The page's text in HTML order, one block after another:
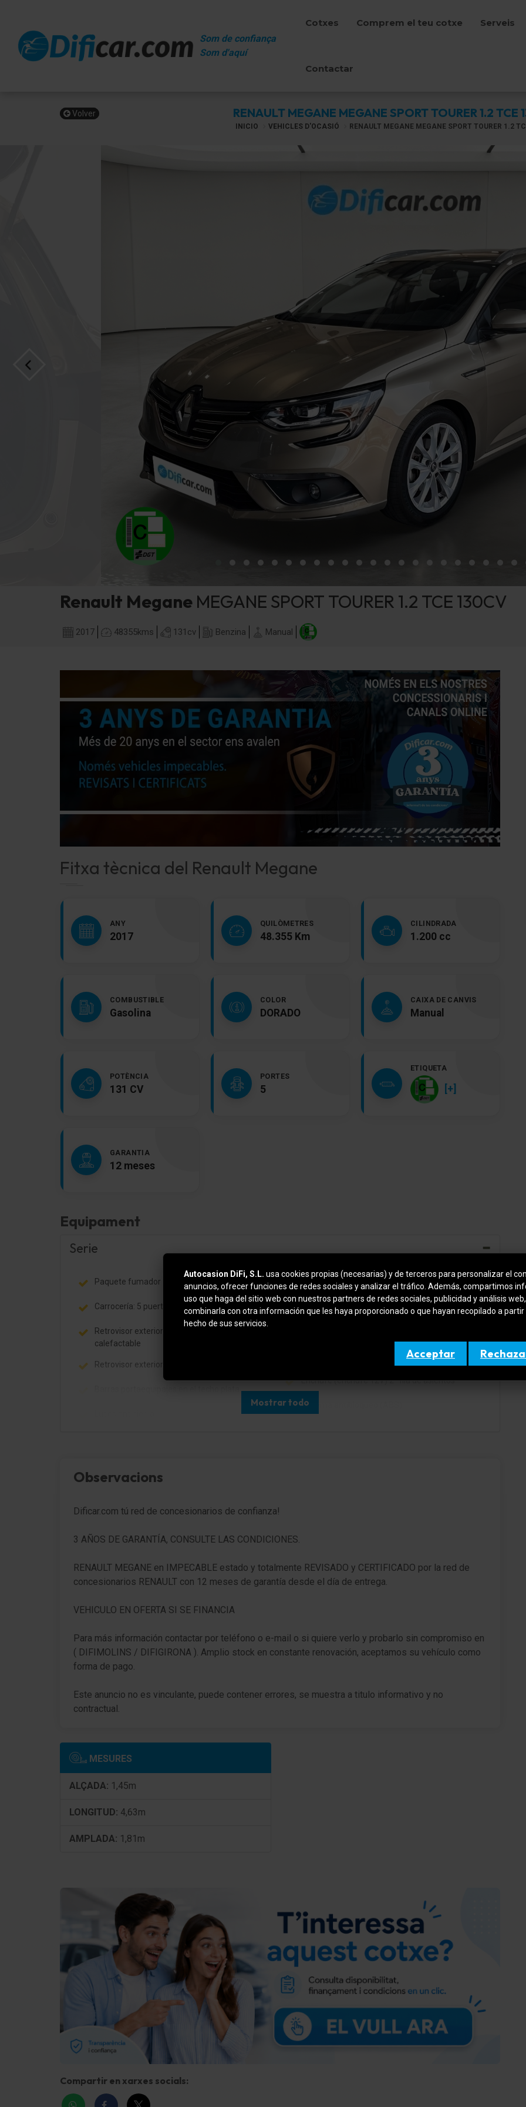
Som de confiança
Som d'aquí
Cotxes Comprem el teu cotxe Serveis
Contactar
RENAULT MEGANE MEGANE SPORT TOURER 1.2 TCE
Volver
INICIO VEHICLES D'OCASIÓ RENAULT MEGANE MEGANE SPORT TOURER 1.2
Renault Megane MEGANE SPORT TOURER 1.2 TCE 130CV
2017 48355kms 131 cv Benzina Manual
Fitxa tècnica del Renault Megane
ANY
2017
QUILÒMETRES
48.355 Km
CILINDRADA
1.200 cc
COMBUSTIBLE
Gasolina
COLOR
DORADO
CAIXA DE CANVIS
Manual
POTÈNCIA
131 CV
PORTES
5
ETIQUETA
[+]
GARANTIA
12 meses
Equipament
Serie
Paquete fumador
Carrocería: 5 puertas
Retrovisor exterior regulable eléctricamente y
calefactable
Retrovisor exterior color carrocería
Pilotos traseros LED
(apto para MP3, Bluetooth-/Conector USB)
Control de crucero (Tempomat)
Airbag conductor/acompañante
Sistema de airbag para la cabeza detrás
Airbag acompañante Desconectable
Asiento trasero dividido/abatible (1/3-2/3)
Elevalunas eléctric. delante + detrás
Anclajes Isofix para Asiento para niños
Enchufe (enchufe 12V) 2ª fila de asientos
Sistema antibloqueo (ABS)
Columna de dirección (Volante) regulable en
Asistente a la conducción: Asistente de subidas
(HSA)
Management)
Mostrar todo
Observacions
Dificar.com tú red de concesionarios de confianza!
3 AÑOS DE GARANTÍA, CONSULTE LAS CONDICIONES.
RENAULT MEGANE en IMPECABLE estado y totalmente REVISADO y CERTIFICADO por la red de
concesionarios RENAULT con 12 meses de garantía desde el día de entrega.
VEHICULO EN OFERTA SI SE FINANCIA
Para más información contactar por teléfono o e-mail o si quiere verlo y probarlo sin compromiso en
( DIFIMOLINS / DIFIGIRONA ). Amplio stock en constante renovación, aceptamos su vehículo como
forma de pago.
Este anuncio no es vinculante, puede contener errores, se muestra a titulo informativo y no
contractual.
MESURES
ALÇADA: 1,45m
LONGITUD: 4,63m
AMPLADA: 1,81m
Compartir en xarxes socials:
Autocasion DiFi, S.L. usa cookies propias (necesarias) y de terceros para personalizar el
anuncios, ofrecer funciones de redes sociales y analizar el tráfico. Además, compartimos
uso que haga del sitio web con nuestros partners de redes sociales, publicidad y análisis
combinarla con otra información que les haya proporcionado o que hayan recopilado a partir
hecho de sus servicios.
Acceptar